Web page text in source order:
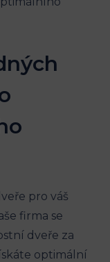
pro váš
firma se
dveře za
optimální